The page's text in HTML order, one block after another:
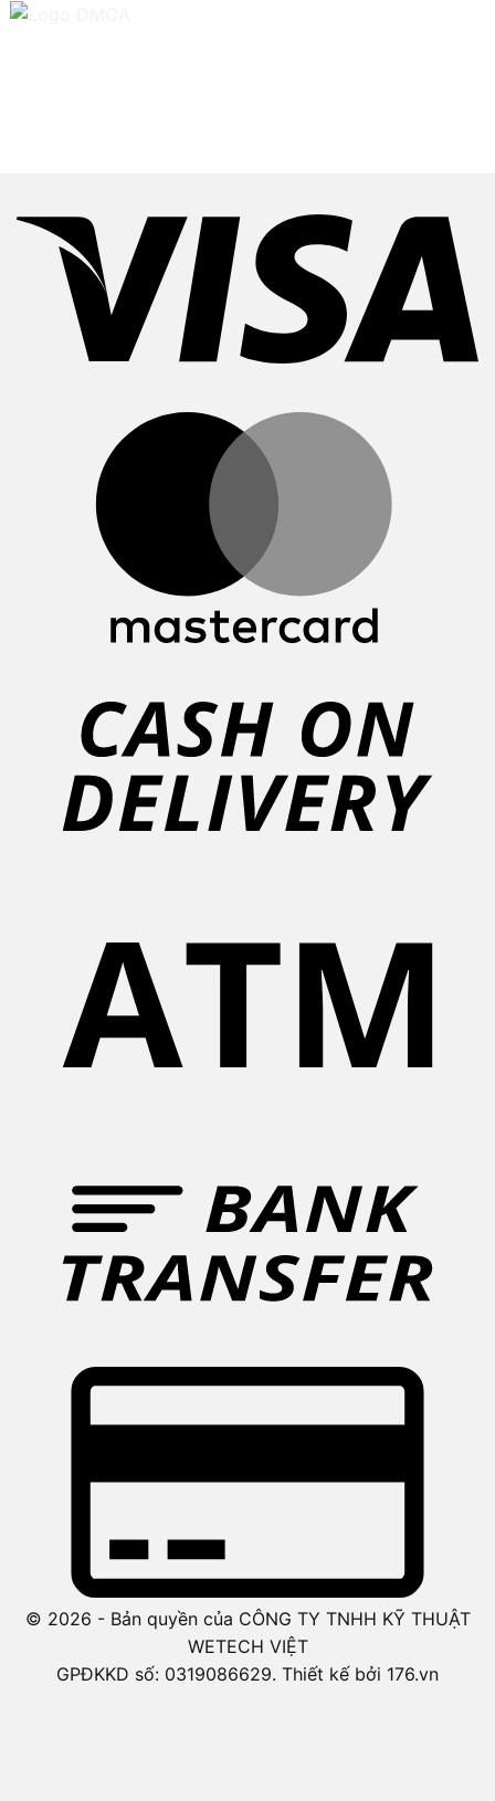
© 2026 - Bản quyền của CÔNG TY TNHH KỸ THUẬT
WETECH VIỆT
GPĐKKD số: 0319086629. Thiết kế bởi 176.vn